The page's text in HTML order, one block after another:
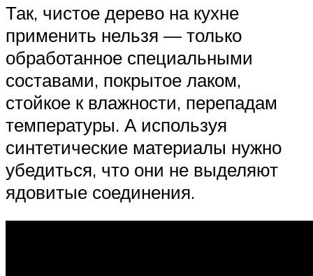
Так, чистое дерево на кухне
применить нельзя — только
обработанное специальными
составами, покрытое лаком,
стойкое к влажности, перепадам
температуры. А используя
синтетические материалы нужно
убедиться, что они не выделяют
ядовитые соединения.